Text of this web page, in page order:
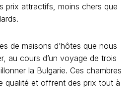
prix attractifs, moins chers que
de maisons d’hôtes que nous
au cours d’un voyage de trois
la Bulgarie. Ces chambres
qualité et offrent des prix tout à